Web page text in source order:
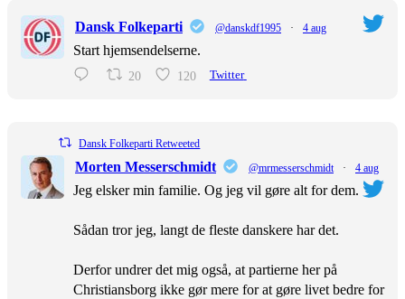
Dansk Folkeparti @danskdf1995 · 4 aug
Start hjemsendelserne.
20 120 Twitter
Dansk Folkeparti Retweeted
Morten Messerschmidt @mrmesserschmidt · 4 aug
Jeg elsker min familie. Og jeg vil gøre alt for dem.
Sådan tror jeg, langt de fleste danskere har det.
Derfor undrer det mig også, at partierne her på
Christiansborg ikke gør mere for at gøre livet bedre for